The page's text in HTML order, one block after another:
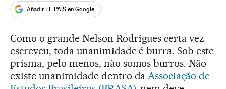
Añadir EL PAÍS en Google
Como o grande Nelson Rodrigues certa vez
escreveu, toda unanimidade é burra. Sob este
prisma, pelo menos, não somos burros. Não
existe unanimidade dentro daAssociação de